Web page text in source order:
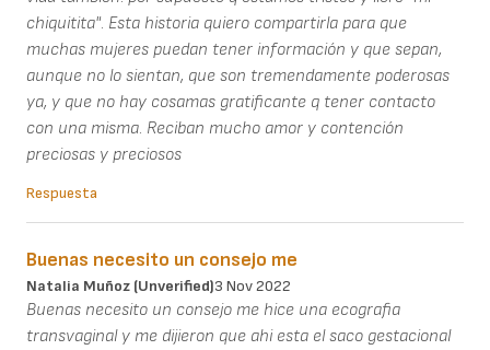
chiquitita". Esta historia quiero compartirla para que
muchas mujeres puedan tener información y que sepan,
aunque no lo sientan, que son tremendamente poderosas
ya, y que no hay cosamas gratificante q tener contacto
con una misma. Reciban mucho amor y contención
preciosas y preciosos
Respuesta
Buenas necesito un consejo me
Natalia Muñoz (unverified)3 Nov 2022
Buenas necesito un consejo me hice una ecografia
transvaginal y me dijieron que ahi esta el saco gestacional